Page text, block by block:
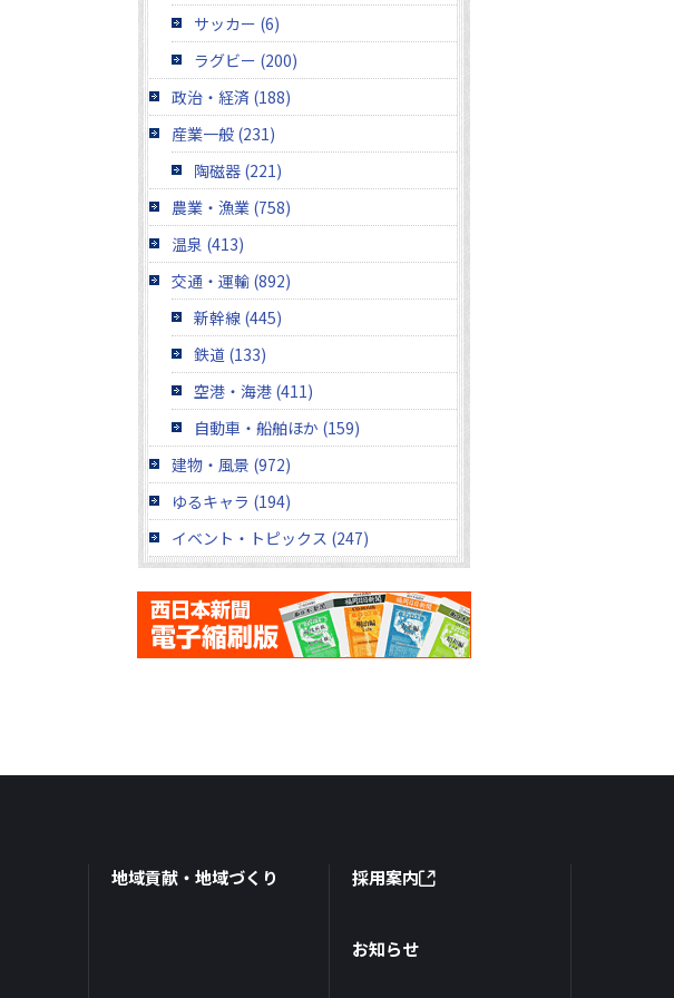
サッカー (6)
ラグビー (200)
政治・経済 (188)
産業一般 (231)
陶磁器 (221)
農業・漁業 (758)
温泉 (413)
交通・運輸 (892)
新幹線 (445)
鉄道 (133)
空港・海港 (411)
自動車・船舶ほか (159)
建物・風景 (972)
ゆるキャラ (194)
イベント・トピックス (247)
地域貢献・地域づくり 採用案内
お知らせ